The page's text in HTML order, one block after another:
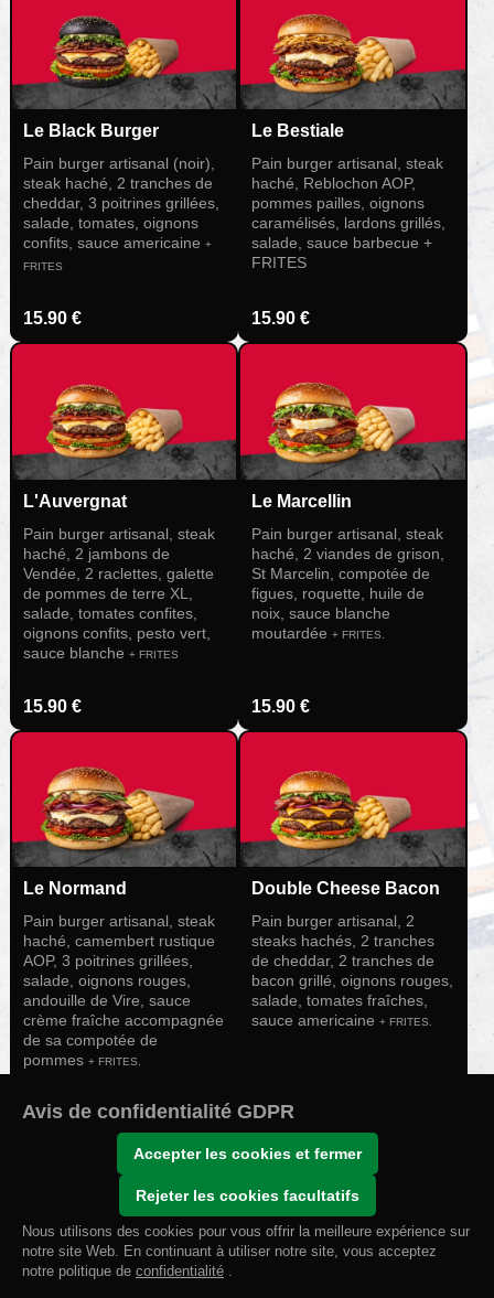
0 0.00 €
Le Black Burger
Pain burger artisanal (noir),
steak haché, 2 tranches de
cheddar, 3 poitrines grillées,
salade, tomates, oignons
confits, sauce americaine +
FRITES
15.90 €
Le Bestiale
Pain burger artisanal, steak
haché, Reblochon AOP,
pommes pailles, oignons
caramélisés, lardons grillés,
salade, sauce barbecue +
FRITES
15.90 €
L'Auvergnat
Pain burger artisanal, steak
haché, 2 jambons de
Vendée, 2 raclettes, galette
de pommes de terre XL,
salade, tomates confites,
oignons confits, pesto vert,
sauce blanche + FRITES
15.90 €
Le Marcellin
Pain burger artisanal, steak
haché, 2 viandes de grison,
St Marcelin, compotée de
figues, roquette, huile de
noix, sauce blanche
moutardée+ FRITES.
15.90 €
Le Normand
Pain burger artisanal, steak
haché, camembert rustique
AOP, 3 poitrines grillées,
salade, oignons rouges,
andouille de Vire, sauce
crème fraîche accompagnée
de sa compotée de
pommes + FRITES.
15.90 €
Double Cheese Bacon
Pain burger artisanal, 2
steaks hachés, 2 tranches
de cheddar, 2 tranches de
bacon grillé, oignons rouges,
salade, tomates fraîches,
sauce americaine+ FRITES.
15.90 €
Les Salades
Accepter les cookies et fermer
Rejeter les cookies facultatifs
Avis de confidentialité GDPR
Nous utilisons des cookies pour vous offrir la meilleure expérience sur
notre site Web. En continuant à utiliser notre site, vous acceptez
notre politique de confidentialité .